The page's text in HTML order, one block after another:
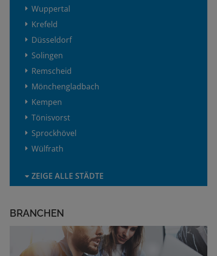
Wuppertal
Krefeld
Düsseldorf
Solingen
Remscheid
Mönchengladbach
Kempen
Tönisvorst
Sprockhövel
Wülfrath
ZEIGE ALLE STÄDTE
BRANCHEN